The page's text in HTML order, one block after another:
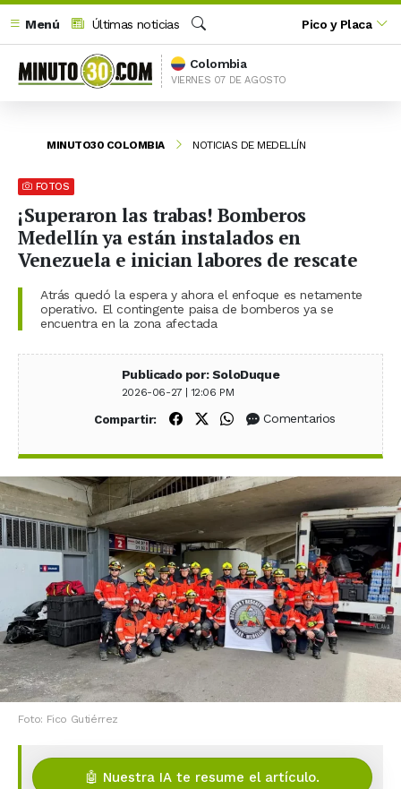
Menú
Últimas noticias
Buscar
Pico y Placa
Colombia
VIERNES 07 DE AGOSTO
MINUTO30 COLOMBIA NOTICIAS DE MEDELLÍN
FOTOS
¡Superaron las trabas! Bomberos
Medellín ya están instalados en
Venezuela e inician labores de rescate
Atrás quedó la espera y ahora el enfoque es netamente
operativo. El contingente paisa de bomberos ya se
encuentra en la zona afectada
Publicado por: SoloDuque
2026-06-27 | 12:06 PM
Compartir: Compartir en Facebook
Compartir en X (Twitter)
Compartir en WhatsApp
Comentarios
Foto: Fico Gutiérrez
🤖 Nuestra IA te resume el artículo.